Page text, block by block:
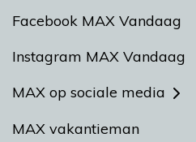
Facebook MAX Vandaag
Instagram MAX Vandaag
MAX op sociale media
MAX vakantieman